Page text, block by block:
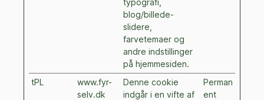
typografi,
blog/billede-
slidere,
farvetemaer og
andre indstillinger
på hjemmesiden.
tPL
www.fyr-
selv.dk
Denne cookie
indgår i en vifte af
Perman
ent